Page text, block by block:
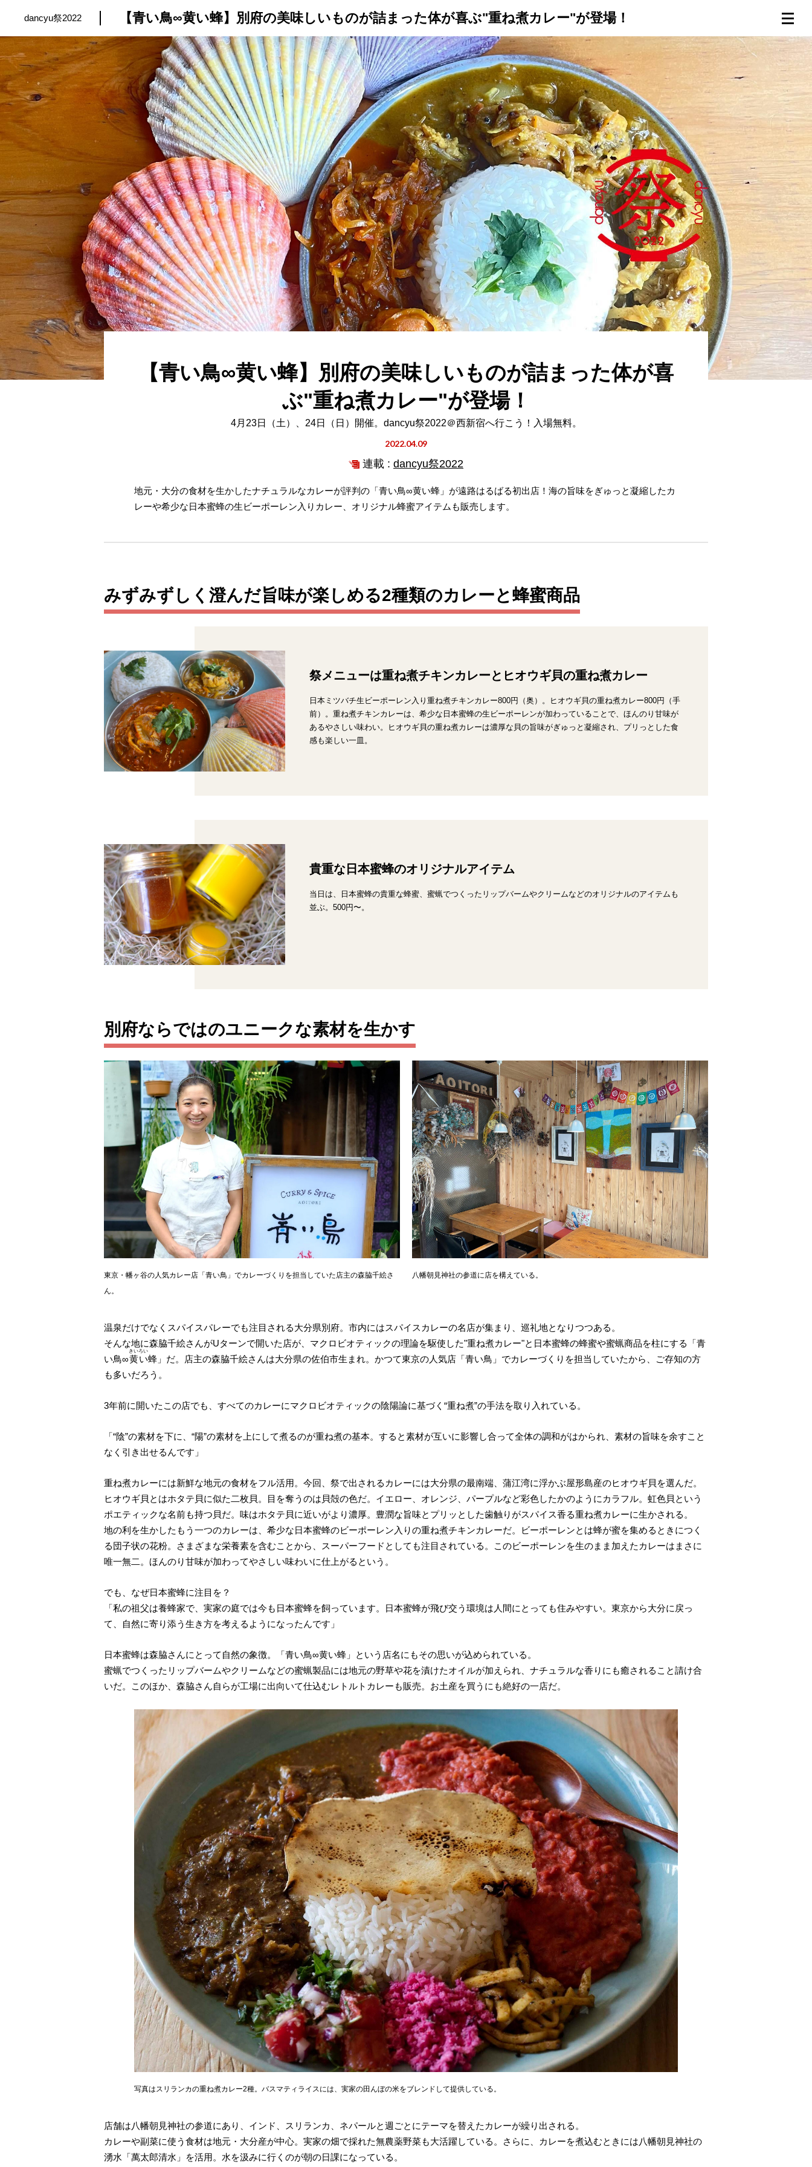
トップ プロが教えるレシピ 厳選！店探し 食のストーリー 連載一覧 倶楽部入会
dancyu祭2022 【青い鳥∞黄い蜂】別府の美味しいものが詰まった体が喜ぶ"重ね煮カレー"が登場！
【青い鳥∞黄い蜂】別府の美味しいものが詰まった体が喜
ぶ"重ね煮カレー"が登場！
4月23日（土）、24日（日）開催。dancyu祭2022＠西新宿へ行こう！入場無料。
2022.04.09
連載 : dancyu祭2022
地元・大分の食材を生かしたナチュラルなカレーが評判の「青い鳥∞黄い蜂」が遠路はるばる初出店！海の旨味をぎゅっと凝縮したカ
レーや希少な日本蜜蜂の生ビーポーレン入りカレー、オリジナル蜂蜜アイテムも販売します。
みずみずしく澄んだ旨味が楽しめる2種類のカレーと蜂蜜商品
祭メニューは重ね煮チキンカレーとヒオウギ貝の重ね煮カレー
日本ミツバチ生ビーポーレン入り重ね煮チキンカレー800円（奥）。ヒオウギ貝の重ね煮カレー800円（手
前）。重ね煮チキンカレーは、希少な日本蜜蜂の生ビーポーレンが加わっていることで、ほんのり甘味が
あるやさしい味わい。ヒオウギ貝の重ね煮カレーは濃厚な貝の旨味がぎゅっと凝縮され、プリっとした食
感も楽しい一皿。
貴重な日本蜜蜂のオリジナルアイテム
当日は、日本蜜蜂の貴重な蜂蜜、蜜蝋でつくったリップバームやクリームなどのオリジナルのアイテムも
並ぶ。500円〜。
別府ならではのユニークな素材を生かす
東京・幡ヶ谷の人気カレー店「青い鳥」でカレーづくりを担当していた店主の森脇千絵さ
ん。
八幡朝見神社の参道に店を構えている。
温泉だけでなくスパイスパレーでも注目される大分県別府。市内にはスパイスカレーの名店が集まり、巡礼地となりつつある。
そんな地に森脇千絵さんがUターンで開いた店が、マクロビオティックの理論を駆使した"重ね煮カレー"と日本蜜蜂の蜂蜜や蜜蝋商品を柱にする「青
い鳥∞黄い
きいろい
蜂」だ。店主の森脇千絵さんは大分県の佐伯市生まれ。かつて東京の人気店「青い鳥」でカレーづくりを担当していたから、ご存知の方
も多いだろう。
3年前に開いたこの店でも、すべてのカレーにマクロビオティックの陰陽論に基づく“重ね煮”の手法を取り入れている。
「“陰”の素材を下に、“陽”の素材を上にして煮るのが重ね煮の基本。すると素材が互いに影響し合って全体の調和がはかられ、素材の旨味を余すこと
なく引き出せるんです」
重ね煮カレーには新鮮な地元の食材をフル活用。今回、祭で出されるカレーには大分県の最南端、蒲江湾に浮かぶ屋形島産のヒオウギ貝を選んだ。
ヒオウギ貝とはホタテ貝に似た二枚貝。目を奪うのは貝殻の色だ。イエロー、オレンジ、パープルなど彩色したかのようにカラフル。虹色貝という
ポエティックな名前も持つ貝だ。味はホタテ貝に近いがより濃厚。豊潤な旨味とプリッとした歯触りがスパイス香る重ね煮カレーに生かされる。
地の利を生かしたもう一つのカレーは、希少な日本蜜蜂のビーポーレン入りの重ね煮チキンカレーだ。ビーポーレンとは蜂が蜜を集めるときにつく
る団子状の花粉。さまざまな栄養素を含むことから、スーパーフードとしても注目されている。このビーポーレンを生のまま加えたカレーはまさに
唯一無二。ほんのり甘味が加わってやさしい味わいに仕上がるという。
でも、なぜ日本蜜蜂に注目を？
「私の祖父は養蜂家で、実家の庭では今も日本蜜蜂を飼っています。日本蜜蜂が飛び交う環境は人間にとっても住みやすい。東京から大分に戻っ
て、自然に寄り添う生き方を考えるようになったんです」
日本蜜蜂は森脇さんにとって自然の象徴。「青い鳥∞黄い蜂」という店名にもその思いが込められている。
蜜蝋でつくったリップバームやクリームなどの蜜蝋製品には地元の野草や花を漬けたオイルが加えられ、ナチュラルな香りにも癒されること請け合
いだ。このほか、森脇さん自らが工場に出向いて仕込むレトルトカレーも販売。お土産を買うにも絶好の一店だ。
写真はスリランカの重ね煮カレー2種。バスマティライスには、実家の田んぼの米をブレンドして提供している。
店舗は八幡朝見神社の参道にあり、インド、スリランカ、ネパールと週ごとにテーマを替えたカレーが繰り出される。
カレーや副菜に使う食材は地元・大分産が中心。実家の畑で採れた無農薬野菜も大活躍している。さらに、カレーを煮込むときには八幡朝見神社の
湧水「萬太郎清水」を活用。水を汲みに行くのが朝の日課になっている。